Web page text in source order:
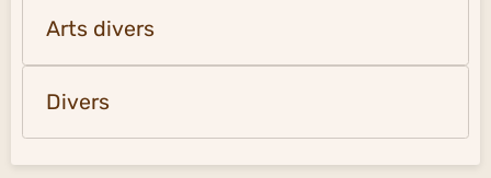
Arts divers
Divers